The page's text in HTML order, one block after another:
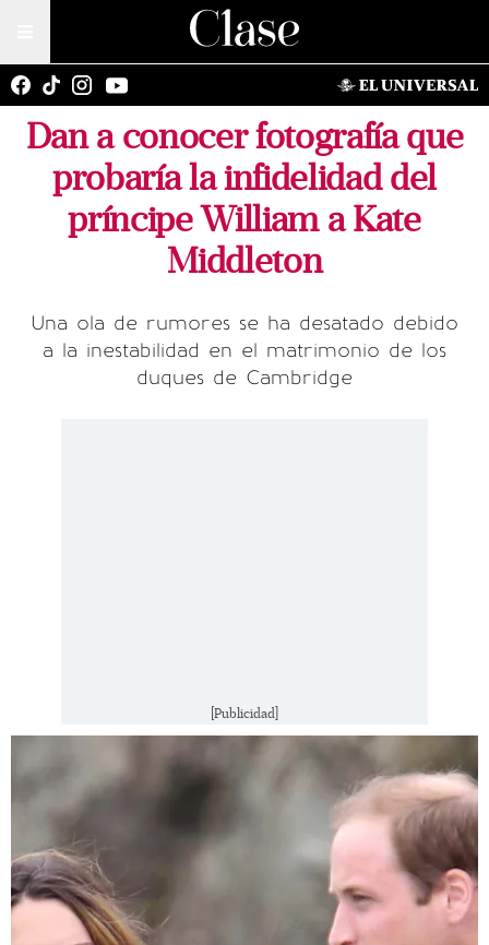
Dan a conocer fotografía que
probaría la infidelidad del
príncipe William a Kate
Middleton
Una ola de rumores se ha desatado debido
a la inestabilidad en el matrimonio de los
duques de Cambridge
[Publicidad]